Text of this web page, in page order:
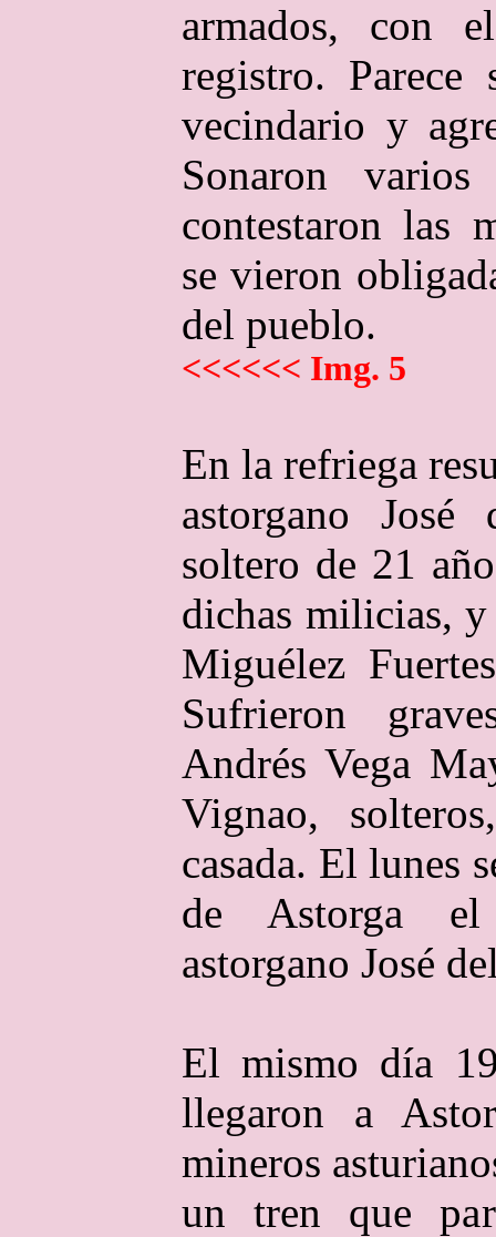
armados, con
registro.
vecindario y
Sonaron
contestaron las
se vieron
del pueblo.
<<<<<< Img. 5
En la refriega
astorgano José
soltero de 21
dichas milicias,
Miguélez
Sufrieron
Andrés Vega
Vignao,
casada. El lunes
de Astorga
astorgano José
El mismo día
llegaron a
mineros
un tren que